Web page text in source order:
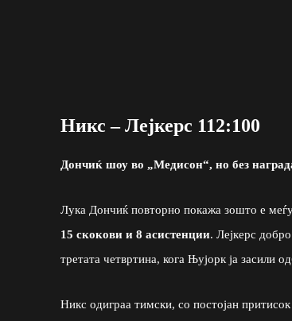
Никс – Лејкерс 112:100
Дончиќ шоу во „Медисон“, но без
Лука Дончиќ повторно покажа зошто е меѓу
15 скокови и 8 асистенции. Лејкерс
третата четвртина, кога Њујорк ја засили
Никс одиграа тимски, со постојан